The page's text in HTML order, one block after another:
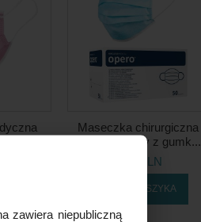
Maseczka chirurgiczna
3W z włókniny z gumk...
5,95 PLN
DO KOSZYKA
zawiera niepubliczną